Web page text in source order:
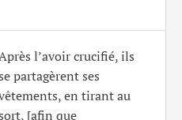
l’avoir crucifié, ils
partagèrent ses
en tirant au
[afin que